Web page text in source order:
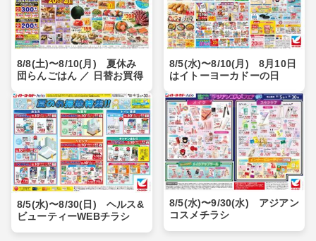
8/8(土)〜8/10(月) 夏休み
団らんごはん ／ 日替お買得
8/5(水)〜8/10(月) 8月10日
はイトーヨーカドーの日
8/5(水)〜8/30(日) ヘルス&
ビューティーWEBチラシ
8/5(水)〜9/30(水) アジアン
コスメチラシ